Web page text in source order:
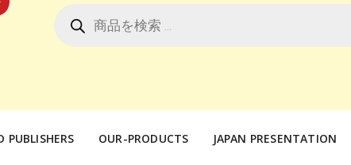
商
品
検
索
PUBLISHERS OUR-PRODUCTS JAPAN PRESENTATION